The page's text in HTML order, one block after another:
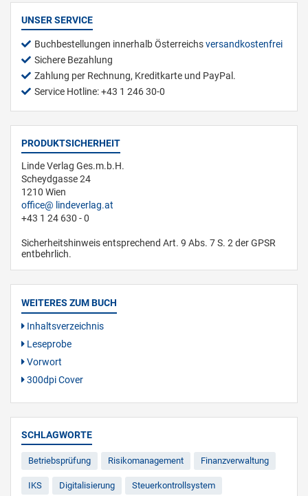
UNSER SERVICE
Buchbestellungen innerhalb Österreichsversandkostenfrei
Sichere Bezahlung
Zahlung per Rechnung, Kreditkarte und PayPal.
Service Hotline: +43 1 246 30-0
PRODUKTSICHERHEIT
Linde Verlag Ges.m.b.H.
Scheydgasse 24
1210 Wien
office
lindeverlag.at
+43 1 24 630 - 0
Sicherheitshinweis entsprechend Art. 9 Abs. 7 S. 2 der GPSR
entbehrlich.
WEITERES ZUM BUCH
Inhaltsverzeichnis
Leseprobe
Vorwort
300dpi Cover
SCHLAGWORTE
Betriebsprüfung Risikomanagement Finanzverwaltung
IKS Digitalisierung Steuerkontrollsystem